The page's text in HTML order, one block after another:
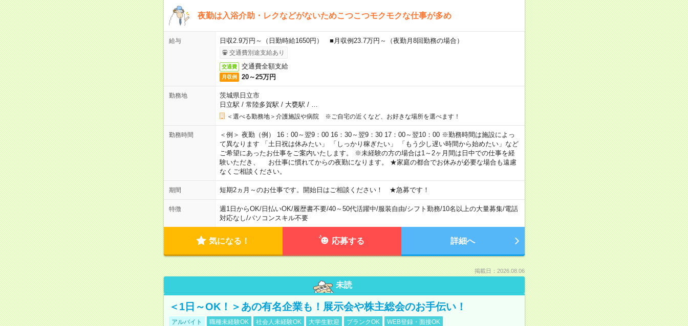
夜勤は入浴介助・レクなどがないためこつこつモクモクな仕事が多め
給与 日収2.9万円～（日勤時給1650円） ■月収例23.7万円～（夜勤月8回勤務の場合）
交通費別途支給あり
交通費 交通費全額支給
月収例 20～25万円
勤務地
茨城県日立市
日立駅 / 常陸多賀駅 / 大甕駅 / …
＜選べる勤務地＞介護施設や病院 ※ご自宅の近くなど、お好きな場所を選べます！
勤務時間
＜例＞ 夜勤（例） 16：00～翌9：00 16：30～翌9：30 17：00～翌10：00 ※勤務時間は施設によっ
て異なります 「土日祝は休みたい」 「しっかり稼ぎたい」 「もう少し遅い時間から始めたい」など
ご希望にあったお仕事をご案内いたします。 ※未経験の方の場合は1～2ヶ月間は日中での仕事を経
験いただき、 お仕事に慣れてからの夜勤になります。 ★家庭の都合でお休みが必要な場合も遠慮
なくご相談ください。
期間 短期2ヵ月～のお仕事です。開始日はご相談ください！ ★急募です！
特徴 週1日からOK/日払いOK/履歴書不要/40～50代活躍中/服装自由/シフト勤務/10名以上の大量募集/電話
対応なし/パソコンスキル不要
気になる！ 応募する 詳細へ
掲載日：2026.08.06
未読
＜1日～OK！＞あの有名企業も！展示会や株主総会のお手伝い！
アルバイト 職種未経験OK 社会人未経験OK 大学生歓迎 ブランクOK WEB登録・面接OK